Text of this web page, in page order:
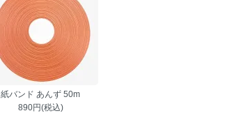
紙バンド あんず 50m
890円(税込)